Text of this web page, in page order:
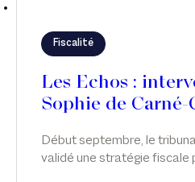
Fiscalité
Début septembre, le
validé une stratégie fiscale
Les Echos :
Sophie de Carné-